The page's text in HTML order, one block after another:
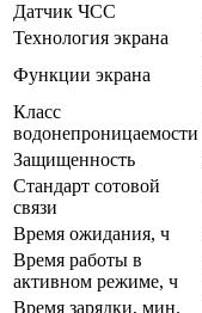
Датчик ЧСС
Технология экрана
Функции экрана
Класс
водонепроницаемости
Защищенность
Стандарт сотовой
связи
Время ожидания, ч
Время работы в
активном режиме, ч
Время зарядки, мин.